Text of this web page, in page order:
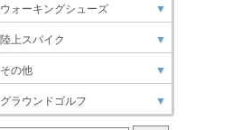
ウォーキングシューズ ▼
陸上スパイク ▼
その他 ▼
グラウンドゴルフ ▼